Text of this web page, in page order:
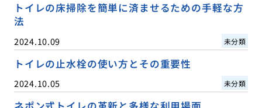
トイレの床掃除を簡単に済ませるための手軽な方
法
2024.10.09 未分類
トイレの止水栓の使い方とその重要性
2024.10.05 未分類